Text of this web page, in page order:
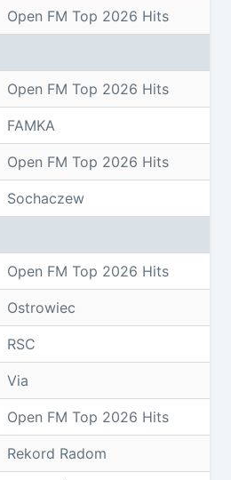
Open FM Top 2026 Hits
Open FM Top 2026 Hits
FAMKA
Open FM Top 2026 Hits
Sochaczew
Open FM Top 2026 Hits
Ostrowiec
RSC
Via
Open FM Top 2026 Hits
Rekord Radom